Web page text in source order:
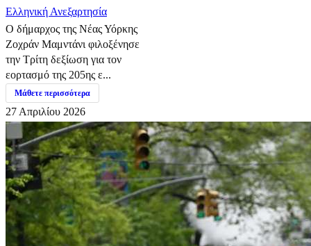
Ελληνική Ανεξαρτησία
Ο δήμαρχος της Νέας Υόρκης
Ζοχράν Μαμντάνι φιλοξένησε
την Τρίτη δεξίωση για τον
εορτασμό της 205ης ε...
Μάθετε περισσότερα
27 Απριλίου 2026